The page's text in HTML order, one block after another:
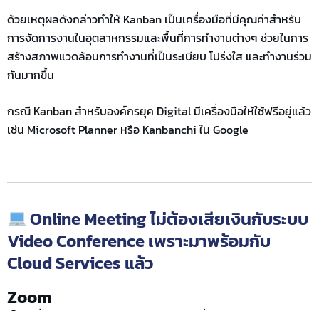
ด้วยเหตุผลดังกล่าวทำให้ Kanban เป็นเครื่องมือที่มีคุณค่าสำหรับ
การจัดการงานในอุตสาหกรรมและพื้นที่การทำงานต่างๆ ช่วยในการ
สร้างสภาพแวดล้อมการทำงานที่เป็นระเบียบ โปร่งใส และทำงานร่วม
กันมากขึ้น
กรณี Kanban สำหรับองค์กรยุค Digital มีเครื่องมือให้ใช้ฟรีอยู่แล้ว
เช่น Microsoft Planner หรือ Kanbanchi ใน Google
Online Meeting ไม่ต้องเสียเงินกับระบบ
Video Conference เพราะมาพร้อมกับ
Cloud Services แล้ว
Zoom